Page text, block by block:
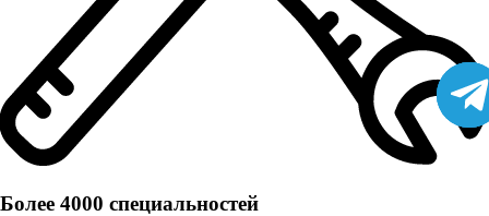
Более 4000 специальностей